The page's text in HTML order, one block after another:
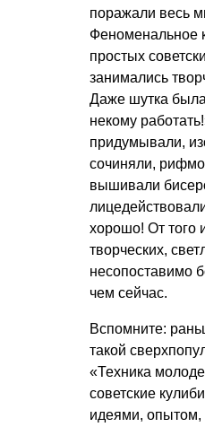
поражали весь
Феноменальное
простых
занимались
Даже шутка
некому
придумывали,
сочиняли,
вышивали
хорошо! От того
творческих,
несопоставимо
чем сейчас.
Вспомните:
такой
«Техника
советские
идеями, опытом,